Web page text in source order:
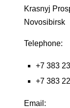
Krasnyj
Novosibirsk
Telephone:
+7 383
+7 383
Email: